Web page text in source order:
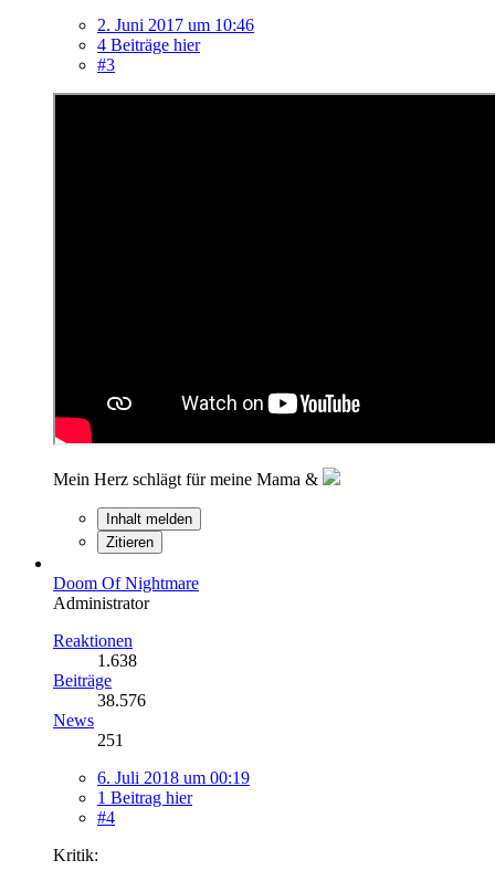
2. Juni 2017 um 10:46
4 Beiträge hier
#3
Mein Herz schlägt für meine Mama &
Inhalt melden
Zitieren
Doom Of Nightmare
Administrator
Reaktionen
1.638
Beiträge
38.576
News
251
6. Juli 2018 um 00:19
1 Beitrag hier
#4
Kritik: